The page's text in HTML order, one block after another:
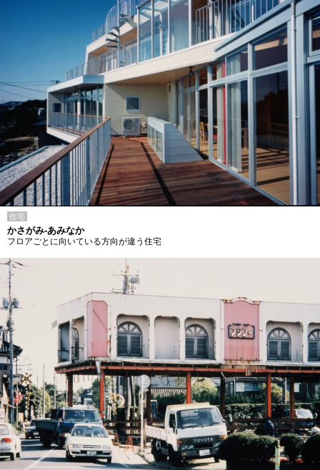
住宅
かさがみ-あみなか
フロアごとに向いている方向が違う住宅